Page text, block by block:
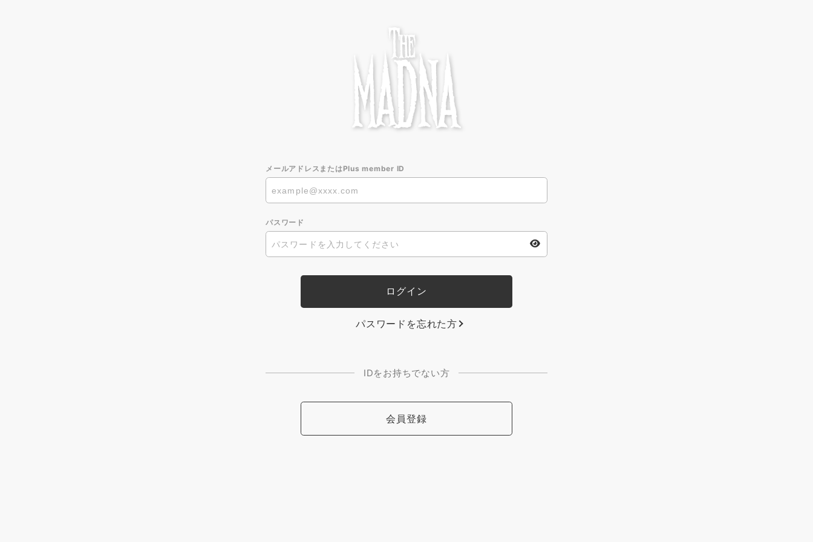
メールアドレスまたはPlus member ID
パスワード
パスワードを忘れた方
IDをお持ちでない方
会員登録